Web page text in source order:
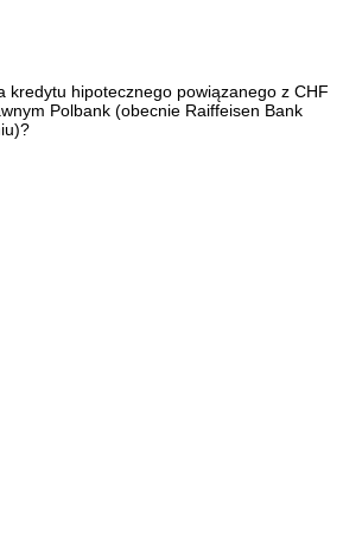
kredytu hipotecznego powiązanego z CHF
Polbank (obecnie Raiffeisen Bank